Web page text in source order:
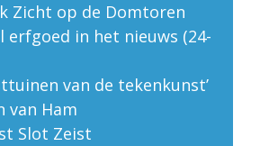
Zicht op de Domtoren
erfgoed in het nieuws (24-
van de tekenkunst’
van Ham
Slot Zeist